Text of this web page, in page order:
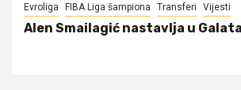
Evroliga FIBA Liga šampiona Transferi Vijesti
Alen Smailagić nastavlja u